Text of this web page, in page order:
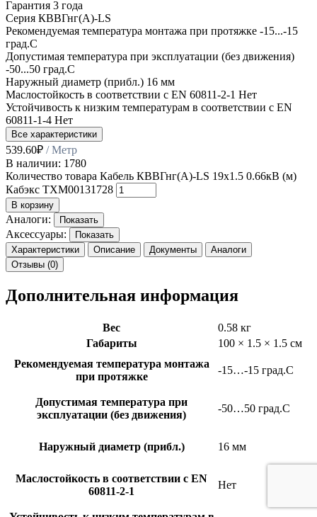
Гарантия 3 года
Серия КВВГнг(А)-LS
Рекомендуемая температура монтажа при протяжке -15...-15
град.C
Допустимая температура при эксплуатации (без движения)
-50...50 град.C
Наружный диаметр (прибл.) 16 мм
Маслостойкость в соответствии с EN 60811-2-1 Нет
Устойчивость к низким температурам в соответствии с EN
60811-1-4 Нет
Все характеристики
539.60₽ / Метр
В наличии: 1780
Количество товара Кабель КВВГнг(А)-LS 19х1.5 0.66кВ (м)
Кабэкс ТХМ00131728
В корзину
Аналоги: Показать
Аксессуары:
Показать
Характеристики
Описание Документы
Аналоги
Отзывы (0)
Дополнительная информация
Вес
0.58 кг
Габариты
100 × 1.5 × 1.5 см
Рекомендуемая температура монтажа
при протяжке
-15…-15 град.C
Допустимая температура при
эксплуатации (без движения)
-50…50 град.C
Наружный диаметр (прибл.) 16 мм
Маслостойкость в соответствии с EN
60811-2-1
Нет